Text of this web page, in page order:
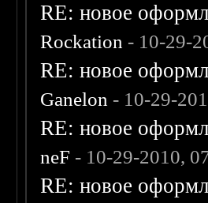
RE: новое
Rockation - 10-29-
RE: новое
Ganelon - 10-29-
RE: новое
neF - 10-29-2010,
RE: новое